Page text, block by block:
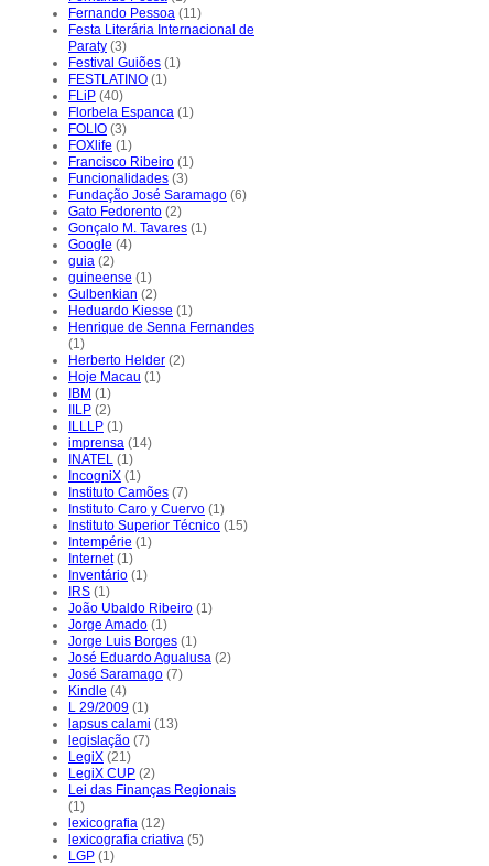
Fernando Pessoa (11)
Festa Literária Internacional de
Paraty (3)
Festival Guiões (1)
FESTLATINO (1)
FLiP (40)
Florbela Espanca (1)
FOLIO (3)
FOXlife (1)
Francisco Ribeiro (1)
Funcionalidades (3)
Fundação José Saramago (6)
Gato Fedorento (2)
Gonçalo M. Tavares (1)
Google (4)
guia (2)
guineense (1)
Gulbenkian (2)
Heduardo Kiesse (1)
Henrique de Senna Fernandes
(1)
Herberto Helder (2)
Hoje Macau (1)
IBM (1)
IILP (2)
ILLLP (1)
imprensa (14)
INATEL (1)
IncogniX (1)
Instituto Camões (7)
Instituto Caro y Cuervo (1)
Instituto Superior Técnico (15)
Intempérie (1)
Internet (1)
Inventário (1)
IRS (1)
João Ubaldo Ribeiro (1)
Jorge Amado (1)
Jorge Luis Borges (1)
José Eduardo Agualusa (2)
José Saramago (7)
Kindle (4)
L 29/2009 (1)
lapsus calami (13)
legislação (7)
LegiX (21)
LegiX CUP (2)
Lei das Finanças Regionais
(1)
lexicografia (12)
lexicografia criativa (5)
LGP (1)